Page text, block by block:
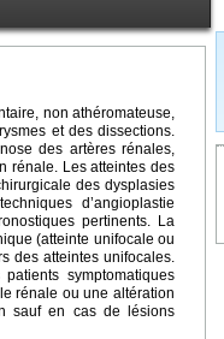
non athéromateuse,
et des dissections.
des artères rénales,
rénale. Les atteintes des
des dysplasies
d’angioplastie
pertinents. La
(atteinte unifocale ou
des atteintes unifocales.
symptomatiques
rénale ou une altération
sauf en cas de lésions